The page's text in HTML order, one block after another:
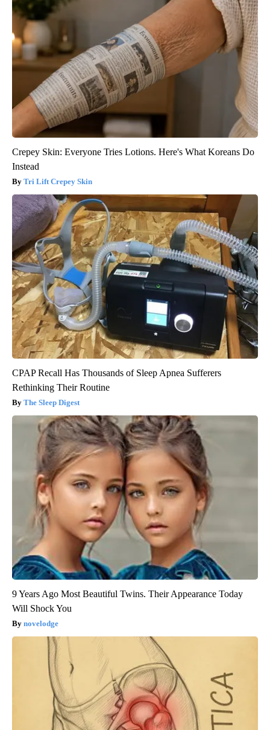
Crepey Skin: Everyone Tries Lotions. Here's What Koreans Do
Instead
Tri Lift Crepey Skin
CPAP Recall Has Thousands of Sleep Apnea Sufferers
Rethinking Their Routine
The Sleep Digest
9 Years Ago Most Beautiful Twins. Their Appearance Today
Will Shock You
novelodge